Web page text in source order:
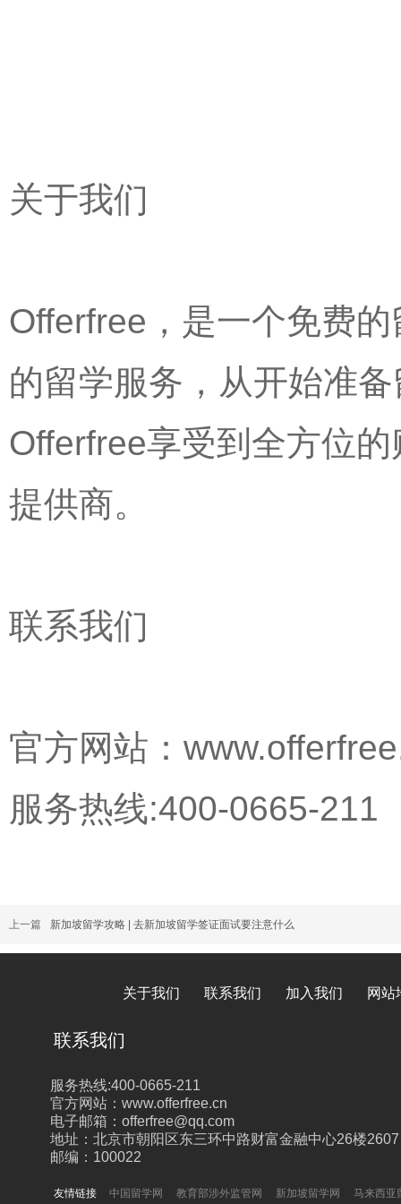
关于我们
Offerfree，是一个免费
的留学服务，从开始准
Offerfree享受到全方位
提供商。
联系我们
官方网站：
服务热线:400-0665-211
上一篇 新加坡留学攻略 | 去新加坡留学签证面试要注意什么
关于我们 联系我们 加入我们 网站
中国留学网 教育部涉外监管网 新加坡留学网 马来西亚
服务热线:400-0665-211
官方网站：www.offerfree.cn
电子邮箱：offerfree@qq.com
地址：北京市朝阳区东三环中路财富金融中心26楼2607
邮编：100022
联系我们
友情链接